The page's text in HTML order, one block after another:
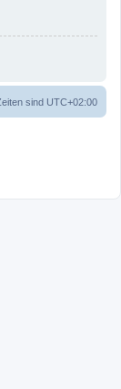
sind UTC+02:00